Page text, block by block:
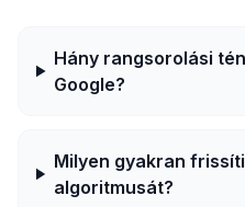
Hány rangsorolási
Google?
Milyen gyakran
algoritmusát?